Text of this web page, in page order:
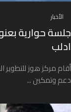
الأخبار
جلسة حوارية
ادلب
أقام مركز هوز للتطوير
دعم وتمكين ...